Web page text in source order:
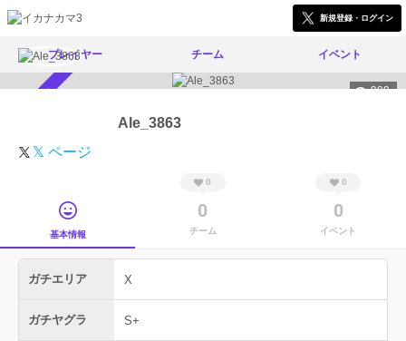
新規登録・ログイン
プレイヤー チーム イベント
999
Ale_3863
𝕏 ページ
基本情報
0
0
チーム
0
0
イベント
ガチエリア X
ガチヤグラ S+